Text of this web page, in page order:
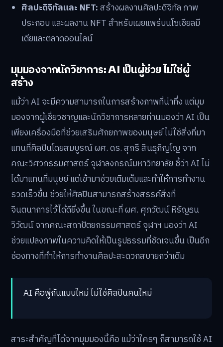
ศิลปะดิจิทัลและ NFT:สร้างผลงานศิลปะดิจิทัล ภาพ
ประกอบ และผลงาน NFT สำหรับเผยแพร่บนโซเชียลมี
เดียและตลาดออนไลน์
มุมมองจากนักวิชาการ: AI เป็นผู้ช่วย ไม่ใช่ผู้
สร้าง
แม้ว่า AI จะมีความสามารถในการสร้างภาพที่น่าทึ่ง แต่มุม
มองจากผู้เชี่ยวชาญและนักวิชาการหลายท่านมองว่า AI เป็น
เพียงเครื่องมือที่ช่วยเสริมศักยภาพของมนุษย์ ไม่ใช่สิ่งที่มา
แทนที่ศิลปินโดยสมบูรณ์ ผศ. ดร. สุกรี สินธุภิญโญ จาก
คณะวิศวกรรมศาสตร์ จุฬาลงกรณ์มหาวิทยาลัย ชี้ว่า AI ไม่
ได้มาแทนที่มนุษย์ แต่เข้ามาช่วยเติมเต็มและทำให้การทำงาน
รวดเร็วขึ้น ช่วยให้ศิลปินสามารถสร้างสรรค์สิ่งที่
จินตนาการไว้ได้ดียิ่งขึ้น ในขณะที่ ผศ. ศุภวัฒน์ หิรัญธน
วิวัฒน์ จากคณะสถาปัตยกรรมศาสตร์ จุฬาฯ มองว่า AI
ช่วยแปลงภาพในความคิดให้เป็นรูปธรรมที่ชัดเจนขึ้น เป็นอีก
ช่องทางที่ทำให้การทำงานศิลปะสะดวกสบายกว่าเดิม
AI คือพู่กันแบบใหม่ ไม่ใช่ศิลปินคนใหม่
สาระสำคัญที่ได้จากมุมมองนี้คือ แม้ว่าใครๆ ก็สามารถใช้ AI